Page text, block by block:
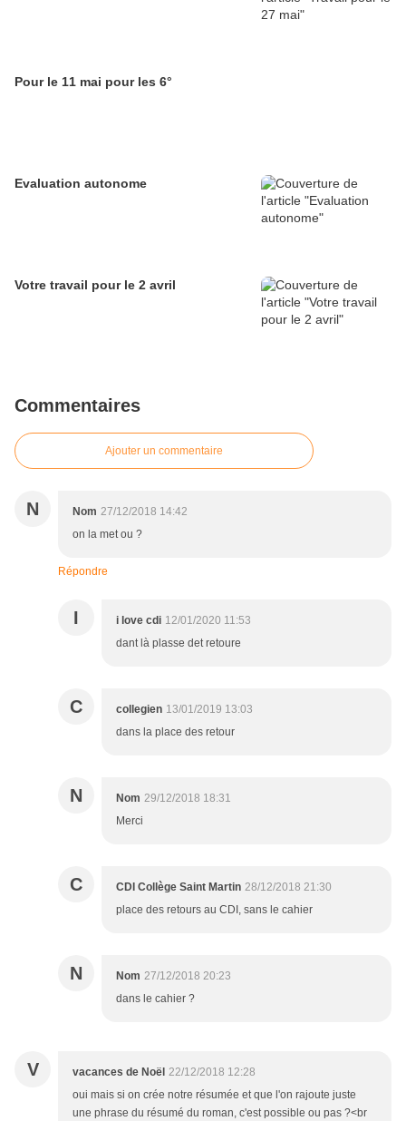
Pour le 11 mai pour les 6°
Evaluation autonome
Votre travail pour le 2 avril
Commentaires
Ajouter un commentaire
N Nom 27/12/2018 14:42
on la met ou ?
Répondre
I i love cdi 12/01/2020 11:53
dant là plasse det retoure
C collegien 13/01/2019 13:03
dans la place des retour
N Nom 29/12/2018 18:31
Merci
C CDI Collège Saint Martin 28/12/2018 21:30
place des retours au CDI, sans le cahier
N Nom 27/12/2018 20:23
dans le cahier ?
V vacances de Noël 22/12/2018 12:28
oui mais si on crée notre résumée et que l'on rajoute juste
une phrase du résumé du roman, c'est possible ou pas ?<br